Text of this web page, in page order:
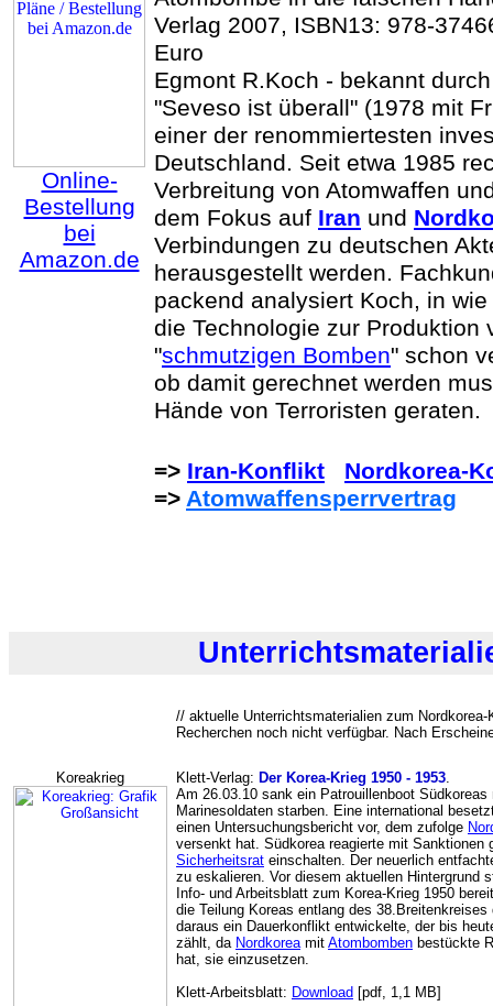
Online-
Bestellung
bei
Amazon.de
Verlag 2007, ISBN13: 978-
Euro
Egmont R.Koch - bekannt
"Seveso ist überall" (1978 mit
einer der renommiertesten
Deutschland. Seit etwa 1985
Verbreitung von Atomwaffen
dem Fokus auf Iran und
Verbindungen zu deutschen
herausgestellt werden.
packend analysiert Koch, in
die Technologie zur Produktion
"schmutzigen Bomben" schon
ob damit gerechnet werden
Hände von Terroristen geraten.
=> Iran-Konflikt
Nordkorea-
=> Atomwaffensperrvertrag
// aktuelle Unterrichtsmaterialien zum
Recherchen noch nicht verfügbar. Nach
Koreakrieg Klett-Verlag: Der Korea-Krieg 1950 - 1953.
Am 26.03.10 sank ein Patrouillenboot
Marinesoldaten starben. Eine international
einen Untersuchungsbericht vor, dem zufolge
versenkt hat. Südkorea reagierte mit Sanktionen
Sicherheitsrat einschalten. Der neuerlich
zu eskalieren. Vor diesem aktuellen Hintergrund
Info- und Arbeitsblatt zum Korea-Krieg 1950
die Teilung Koreas entlang des
daraus ein Dauerkonflikt entwickelte, der bis
zählt, da Nordkoreamit Atombomben bestückte
hat, sie einzusetzen.
Klett-Arbeitsblatt: Download [pdf, 1,1 MB]